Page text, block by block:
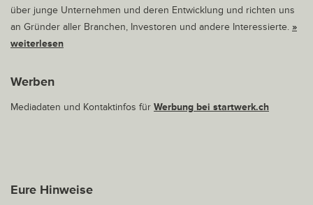
über junge Unternehmen und deren Entwicklung und richten uns
an Gründer aller Branchen, Investoren und andere Interessierte. »
weiterlesen
Werben
Mediadaten und Kontaktinfos für Werbung bei startwerk.ch
Eure Hinweise